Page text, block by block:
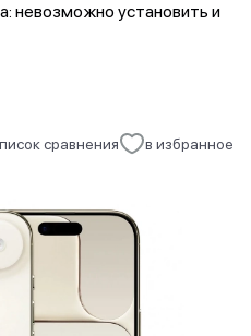
сравнения в избранное
невозможно установить и